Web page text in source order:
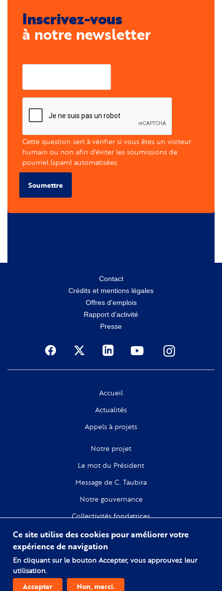
Inscrivez-vous
à notre newsletter
Cette question sert à vérifier si vous êtes un visiteur
humain ou non afin d'éviter les soumissions de
pourriel (spam) automatisées.
Soumettre
Contact
Crédits et mentions légales
Offres d'emplois
Rapport d'activité
Presse
Social
Accueil
Actualités
Appels à projets
Notre projet
Le mot du Président
Message de C. Taubira
Notre gouvernance
Collectivités fondatrices
Recherche
Ce site utilise des cookies pour améliorer votre
expérience de navigation
En cliquant sur le bouton Accepter, vous approuvez leur
utilisation.
Accepter Non, merci.